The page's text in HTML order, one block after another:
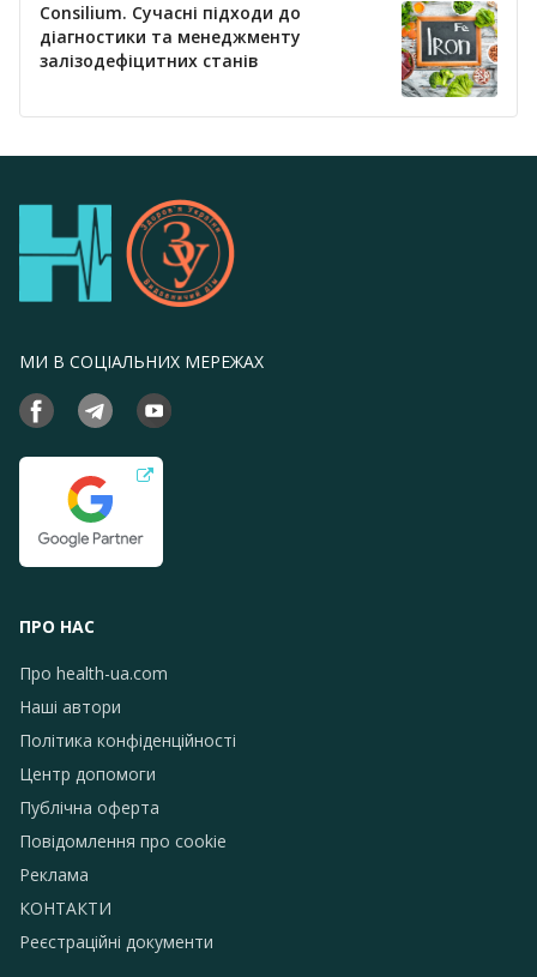
Consilium. Сучасні підходи до
діагностики та менеджменту
залізодефіцитних станів
МИ В СОЦІАЛЬНИХ МЕРЕЖАХ
ПРО НАС
Про health-ua.com
Наші автори
Політика конфіденційності
Центр допомоги
Публічна оферта
Повідомлення про сookie
Реклама
КОНТАКТИ
Реєстраційні документи